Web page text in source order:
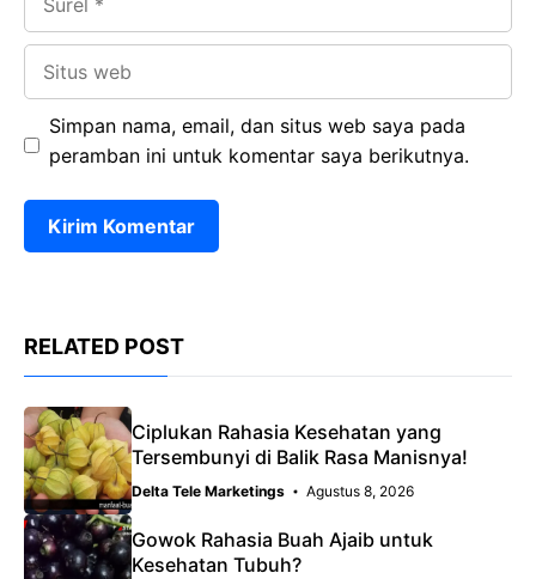
Simpan nama, email, dan situs web saya pada
peramban ini untuk komentar saya berikutnya.
RELATED POST
Ciplukan Rahasia Kesehatan yang
Tersembunyi di Balik Rasa Manisnya!
Delta Tele Marketings Agustus 8, 2026
Gowok Rahasia Buah Ajaib untuk
Kesehatan Tubuh?